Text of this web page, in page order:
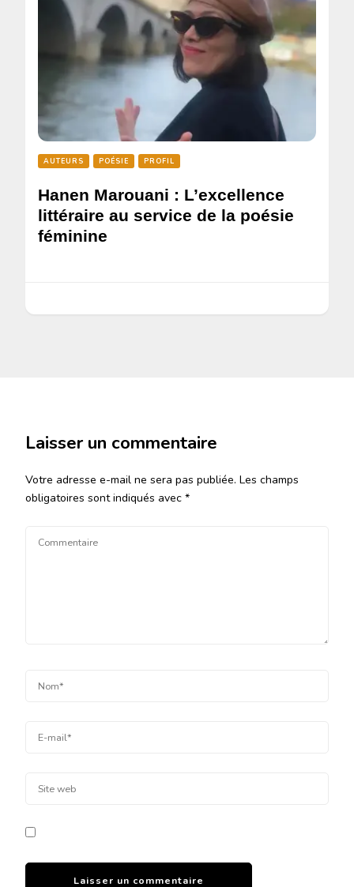
AUTEURS POÉSIE PROFIL
Hanen Marouani : L’excellence
littéraire au service de la poésie
féminine
Laisser un commentaire
Votre adresse e-mail ne sera pas publiée. Les champs
obligatoires sont indiqués avec *